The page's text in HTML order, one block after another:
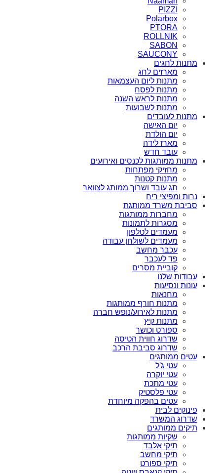
PIZZI
Polarbox
PTORA
ROLLNIK
SABON
SAUCONY
מתנות לחגים
מארזים לחג
מתנות ליום העצמאות
מתנות לפסח
מתנות לראש השנה
מתנות לשבועות
מתנות לעובדים
יום האישה
יום הולדת
מארז לידה
עובד חדש
מתנות ממותגות לכנסים ואירועים
מחזיקי מפתחות
מתנות קטנות
תג עובד ושרוך ממותג לצוואר
נרות ומפיצי ריח
סביבת משרד ממותגת
מחברות ממותגות
מסגרות לתמונות
מעמדים לטלפון
מעמדים לשולחן עבודה
עכבר מחשב
פד לעכבר
קוביית מסרים
עבודות שלנו
עונות ונסיעות
מחנאות
מתנות חורף ממותגות
מתנות לאירוע/נופש חברה
מתנות קיץ
ספורט וכושר
שדרוג חווית הטיסה
שדרוג סביבת הרכב
עטים ממותגים
עטי ג'ל
עטי יוקרה
עטי מתכת
עטי פלסטיק
עטים בהפקה מיוחדת
פינוקים לבית
שדרוג המשרד
תיקים ממותגים
שקיות ממותגות
תיקי אלבד
תיקי מחשב
תיקי ספורט